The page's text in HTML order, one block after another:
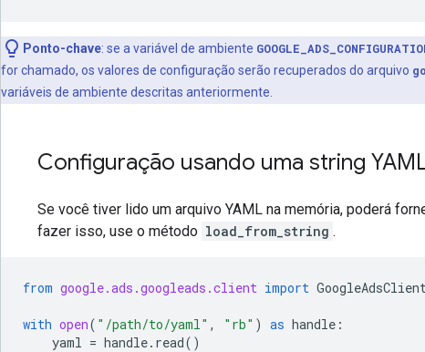
Ponto-chave: se a variável de ambiente
for chamado, os valores de configuração serão recuperados do arquivo
variáveis de ambiente descritas anteriormente.
Configuração usando uma string
Se você tiver lido um arquivo YAML na memória, poderá
fazer isso, use o método load_from_string .
from google.ads.googleads.client import
with open( "/path/to/yaml" , "rb" ) as handle :
yaml = handle. read()